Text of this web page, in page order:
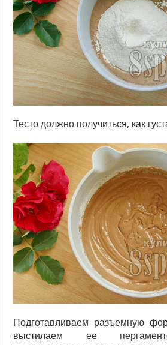
Тесто должно получиться, как
Подготавливаем разъемную
выстилаем ее